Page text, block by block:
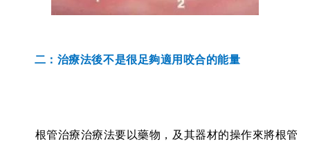
二：治療法後不是很足夠適用咬合的能量
根管治療治療法要以藥物，及其器材的操作來將根管